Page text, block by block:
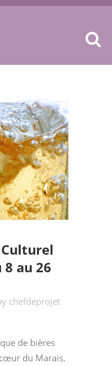
au 26
chefdeprojet
de bières
du Marais.